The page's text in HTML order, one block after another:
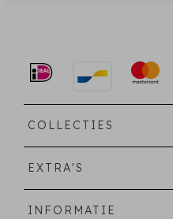
COLLECTIES
EXTRA'S
INFORMATIE